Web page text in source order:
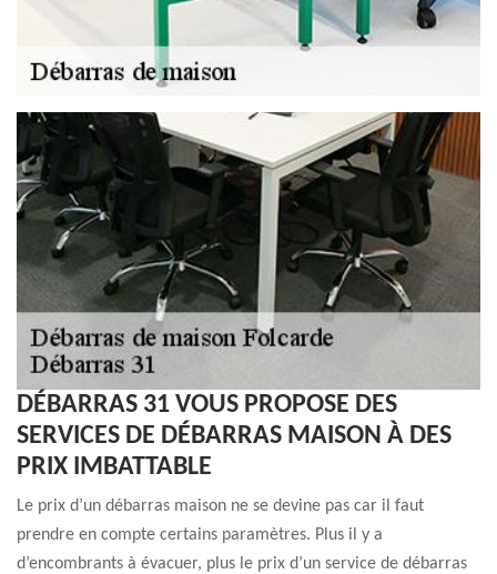
DÉBARRAS 31 VOUS PROPOSE DES
SERVICES DE DÉBARRAS MAISON À DES
PRIX IMBATTABLE
Le prix d’un débarras maison ne se devine pas car il faut
prendre en compte certains paramètres. Plus il y a
d’encombrants à évacuer, plus le prix d’un service de débarras